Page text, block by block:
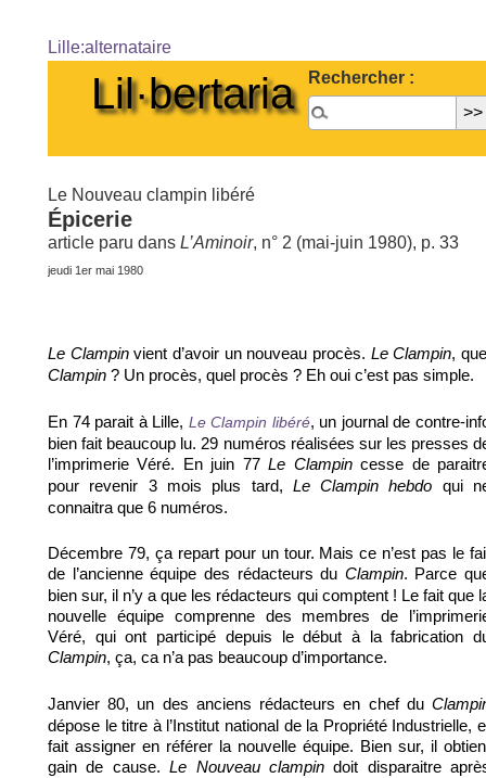
Lille:alternataire
Lil·bertaria Rechercher :
Le Nouveau clampin libéré
Épicerie
article paru dans L’Aminoir, n° 2 (mai-juin 1980), p. 33
jeudi 1er mai 1980
Le Clampinvient d’avoir un nouveau procès. Le Clampin,
Clampin ? Un procès, quel procès ? Eh oui c’est pas simple.
En 74 parait à Lille, Le Clampin libéré, un journal de contre-
bien fait beaucoup lu. 29 numéros réalisées sur les presses
l’imprimerie Véré. En juin 77Le Clampincesse de
pour revenir 3 mois plus tard, Le Clampin hebdo qui
connaitra que 6 numéros.
Décembre 79, ça repart pour un tour. Mais ce n’est pas le
de l’ancienne équipe des rédacteurs du Clampin. Parce
bien sur, il n’y a que les rédacteurs qui comptent ! Le fait que
nouvelle équipe comprenne des membres de
Véré, qui ont participé depuis le début à la fabrication
Clampin, ça, ca n’a pas beaucoup d’importance.
Janvier 80, un des anciens rédacteurs en chef du
dépose le titre à l’Institut national de la Propriété Industrielle,
fait assigner en référer la nouvelle équipe. Bien sur, il
gain de cause.Le Nouveau clampindoit disparaitre